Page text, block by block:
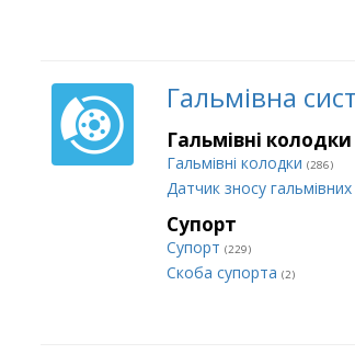
Гальмівна
Гальмівні колодки
Гальмівні колодки (286)
Датчик зносу
Супорт
Супорт (229)
Cкоба супорта (2)